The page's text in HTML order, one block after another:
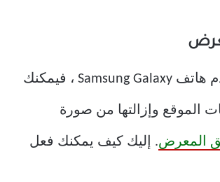
إذا كنت تستخدم هاتف Samsung Galaxy ، فيمكنك
الموقع وإزالتها من صورة
المعرض. إليك كيف يمكنك فعل